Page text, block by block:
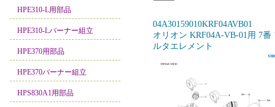
HPE310-L用部品
HPE310-Lバーナー組立
HPE370用部品
HPE370バーナー組立
HPS830A1用部品
04A30159010KRF04AVB01
オリオン KRF04A-VB-01用 7番
ルタエレメント